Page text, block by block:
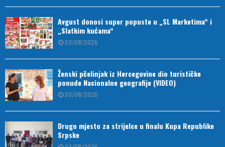
Avgust donosi super popuste u „SL Marketima“ i
„Slatkim kućama“
03/08/2026
Ženski pčelinjak iz Hercegovine dio turističke
ponude Nacionalne geografije (VIDEO)
03/08/2026
Drugo mjesto za strijelce u finalu Kupa Republike
Srpske